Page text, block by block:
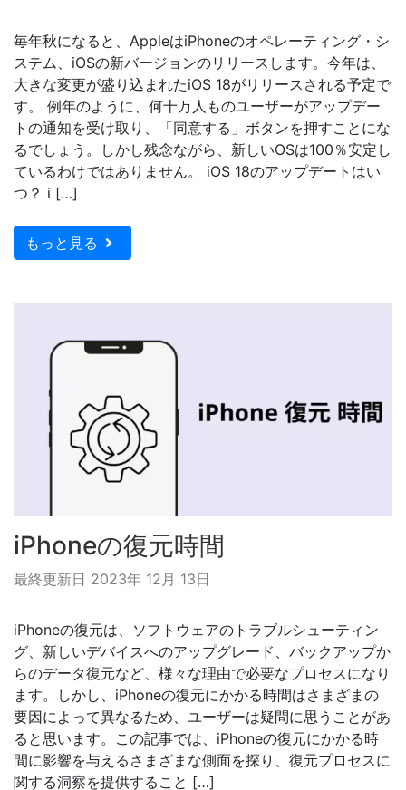
毎年秋になると、AppleはiPhoneのオペレーティング・シ
ステム、iOSの新バージョンのリリースします。今年は、
大きな変更が盛り込まれたiOS 18がリリースされる予定で
す。 例年のように、何十万人ものユーザーがアップデー
トの通知を受け取り、「同意する」ボタンを押すことにな
るでしょう。しかし残念ながら、新しいOSは100％安定し
ているわけではありません。 iOS 18のアップデートはい
つ？ i […]
もっと見る
iPhoneの復元時間
最終更新日 2023年 12月 13日
iPhoneの復元は、ソフトウェアのトラブルシューティン
グ、新しいデバイスへのアップグレード、バックアップか
らのデータ復元など、様々な理由で必要なプロセスになり
ます。しかし、iPhoneの復元にかかる時間はさまざまの
要因によって異なるため、ユーザーは疑問に思うことがあ
ると思います。この記事では、iPhoneの復元にかかる時
間に影響を与えるさまざまな側面を探り、復元プロセスに
関する洞察を提供すること […]